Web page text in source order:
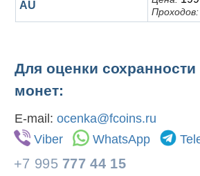
AU
Проходов:
Для оценки
монет:
E-mail: ocenka@fcoins.ru
Viber
WhatsApp
+7 995 777 44 15